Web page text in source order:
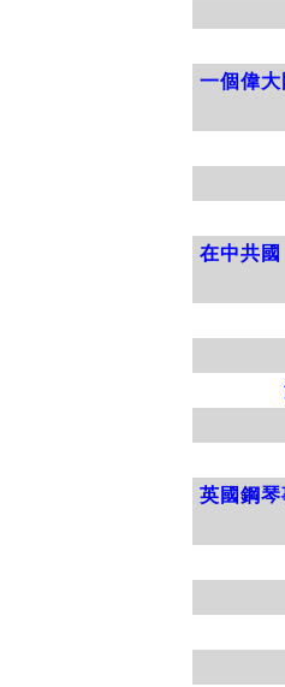
一個偉
在中共
英國鋼